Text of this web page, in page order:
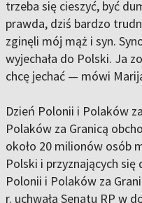
trzeba się cieszyć, być
prawda, dziś bardzo
zginęli mój mąż i syn.
wyjechała do Polski. Ja
chcę jechać — mówi
Dzień Polonii i Polaków
Polaków za Granicą
około 20 milionów osób
Polski i przyznających
Polonii i Polaków za
r. uchwałą Senatu RP w